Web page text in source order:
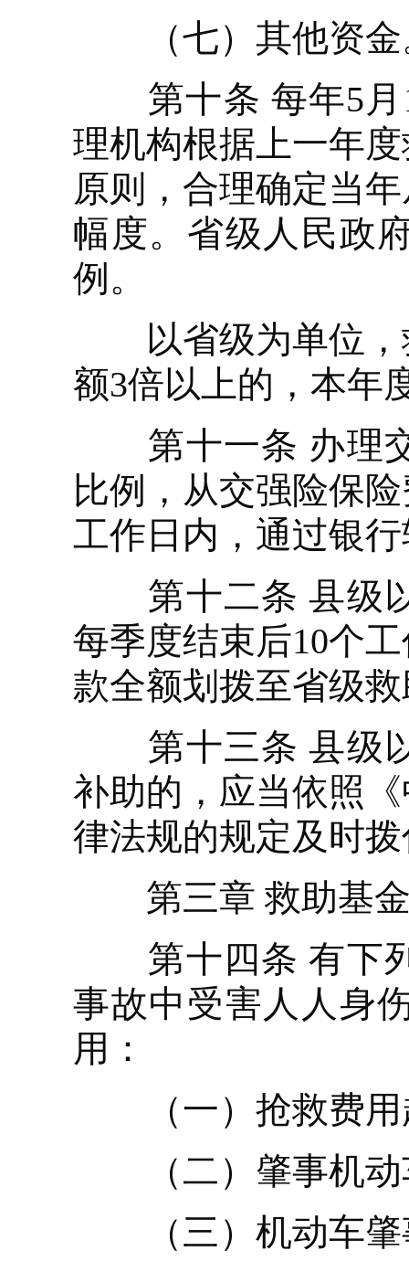
（七）其他资金
第十条 每年5月1
理机构根据上一年
原则，合理确定当
幅度。省级人民政
例。
以省级为单位，
额3倍以上的，本年
第十一条 办理交
比例，从交强险保
工作日内，通过银
第十二条 县级以
每季度结束后10个
款全额划拨至省级
第十三条 县级以
补助的，应当依照
律法规的规定及时
第三章 救助基
第十四条 有下列
事故中受害人人身
用：
（一）抢救费用
（二）肇事机动
（三）机动车肇